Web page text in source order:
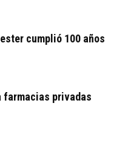
cumplió 100 años
farmacias privadas